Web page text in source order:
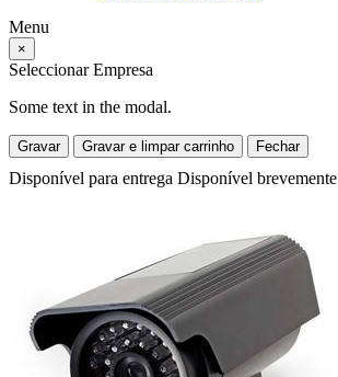
Menu
×
Seleccionar Empresa
Some text in the modal.
Gravar Gravar e limpar carrinho Fechar
Disponível para entrega Disponível brevemente